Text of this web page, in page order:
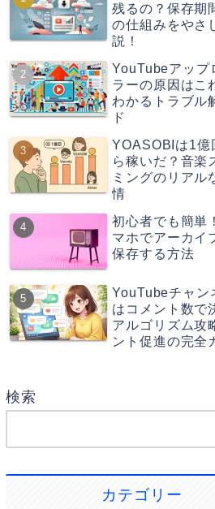
残るの？保存期
の仕組みをやさ
説！
YouTubeアップ
ラーの原因はこ
わかるトラブル
ド
YOASOBIは1億
ら稼いだ？音楽
ミングのリアル
情
初心者でも簡単
マホでアーカイ
保存する方法
YouTubeチャン
はコメント数で
アルゴリズム攻
ント促進の完全
検索
カテゴリー